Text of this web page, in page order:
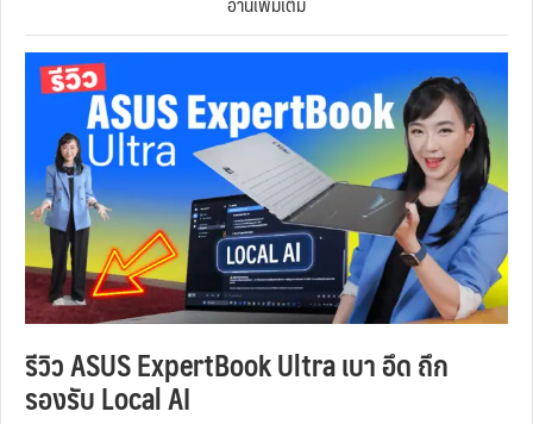
รีวิว ASUS ExpertBook Ultra เบา อึด ถึก
รองรับ Local AI